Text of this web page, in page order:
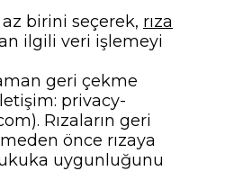
birini seçerek, rıza
ilgili veri işlemeyi
geri çekme
privacy-
Rızaların geri
önce rızaya
uygunluğunu